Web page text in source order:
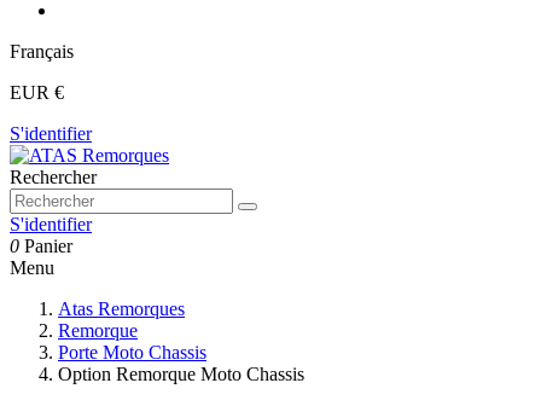
Français
EUR €
S'identifier
Rechercher
S'identifier
0 Panier
Menu
Atas Remorques
Remorque
Porte Moto Chassis
Option Remorque Moto Chassis